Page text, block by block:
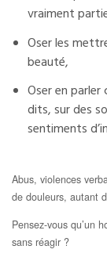
vraiment
Oser les
beauté,
Oser en
dits, sur des
sentiments
Abus, violences
de douleurs, autant
Pensez-vous qu’un
sans réagir ?